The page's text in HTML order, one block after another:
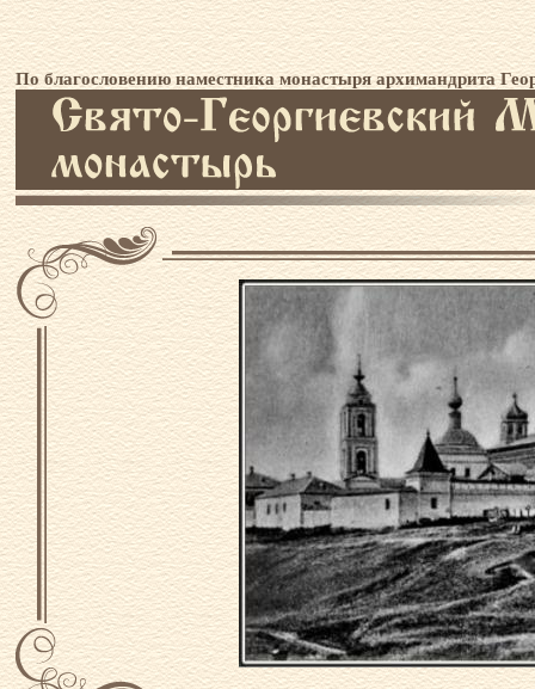
По благословению наместника монастыря архимандрита